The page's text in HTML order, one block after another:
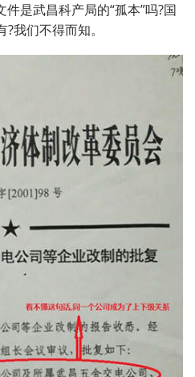
是武昌科产局的“孤本”吗?国
我们不得而知。